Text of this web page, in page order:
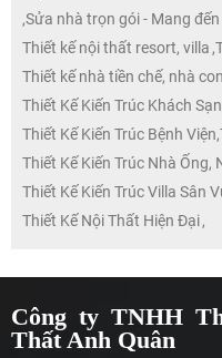
,Sửa nhà trọn gói - Mang
Thiết kế nội thất resort, villa ,
Thiết kế nhà tiền chế, nhà
Thiết Kế Kiến Trúc Khách
Thiết Kế Kiến Trúc Bệnh
Thiết Kế Kiến Trúc Nhà Ống,
Thiết Kế Kiến Trúc Villa Sân
Thiết Kế Nội Thất Hiện Đại,
Công ty TNHH
Thất Anh Quân